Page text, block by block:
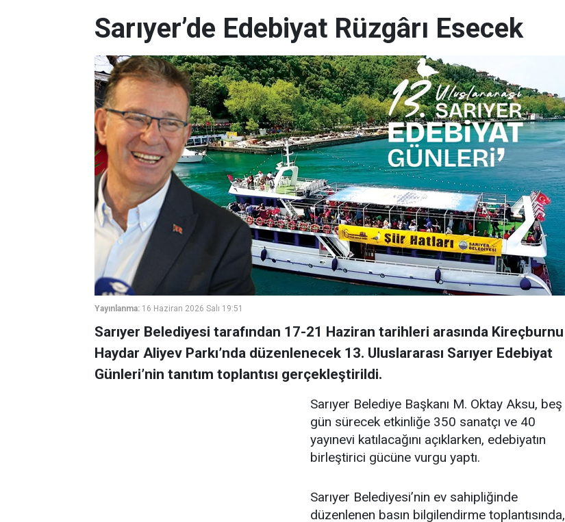
Sarıyer’de Edebiyat Rüzgârı Esecek
Yayınlanma: 16 Haziran 2026 Salı 19:51
Sarıyer Belediyesi tarafından 17-21 Haziran tarihleri arasında Kireçburnu
Haydar Aliyev Parkı’nda düzenlenecek 13. Uluslararası Sarıyer Edebiyat
Günleri’nin tanıtım toplantısı gerçekleştirildi.
Sarıyer Belediye Başkanı M. Oktay Aksu, beş
gün sürecek etkinliğe 350 sanatçı ve 40
yayınevi katılacağını açıklarken, edebiyatın
birleştirici gücüne vurgu yaptı.
Sarıyer Belediyesi’nin ev sahipliğinde
düzenlenen basın bilgilendirme toplantısında,